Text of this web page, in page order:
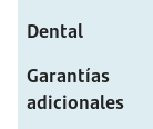
Dental
Garantías
adicionales